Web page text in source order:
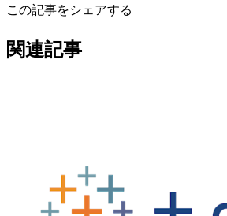
この記事をシェアする
関連記事